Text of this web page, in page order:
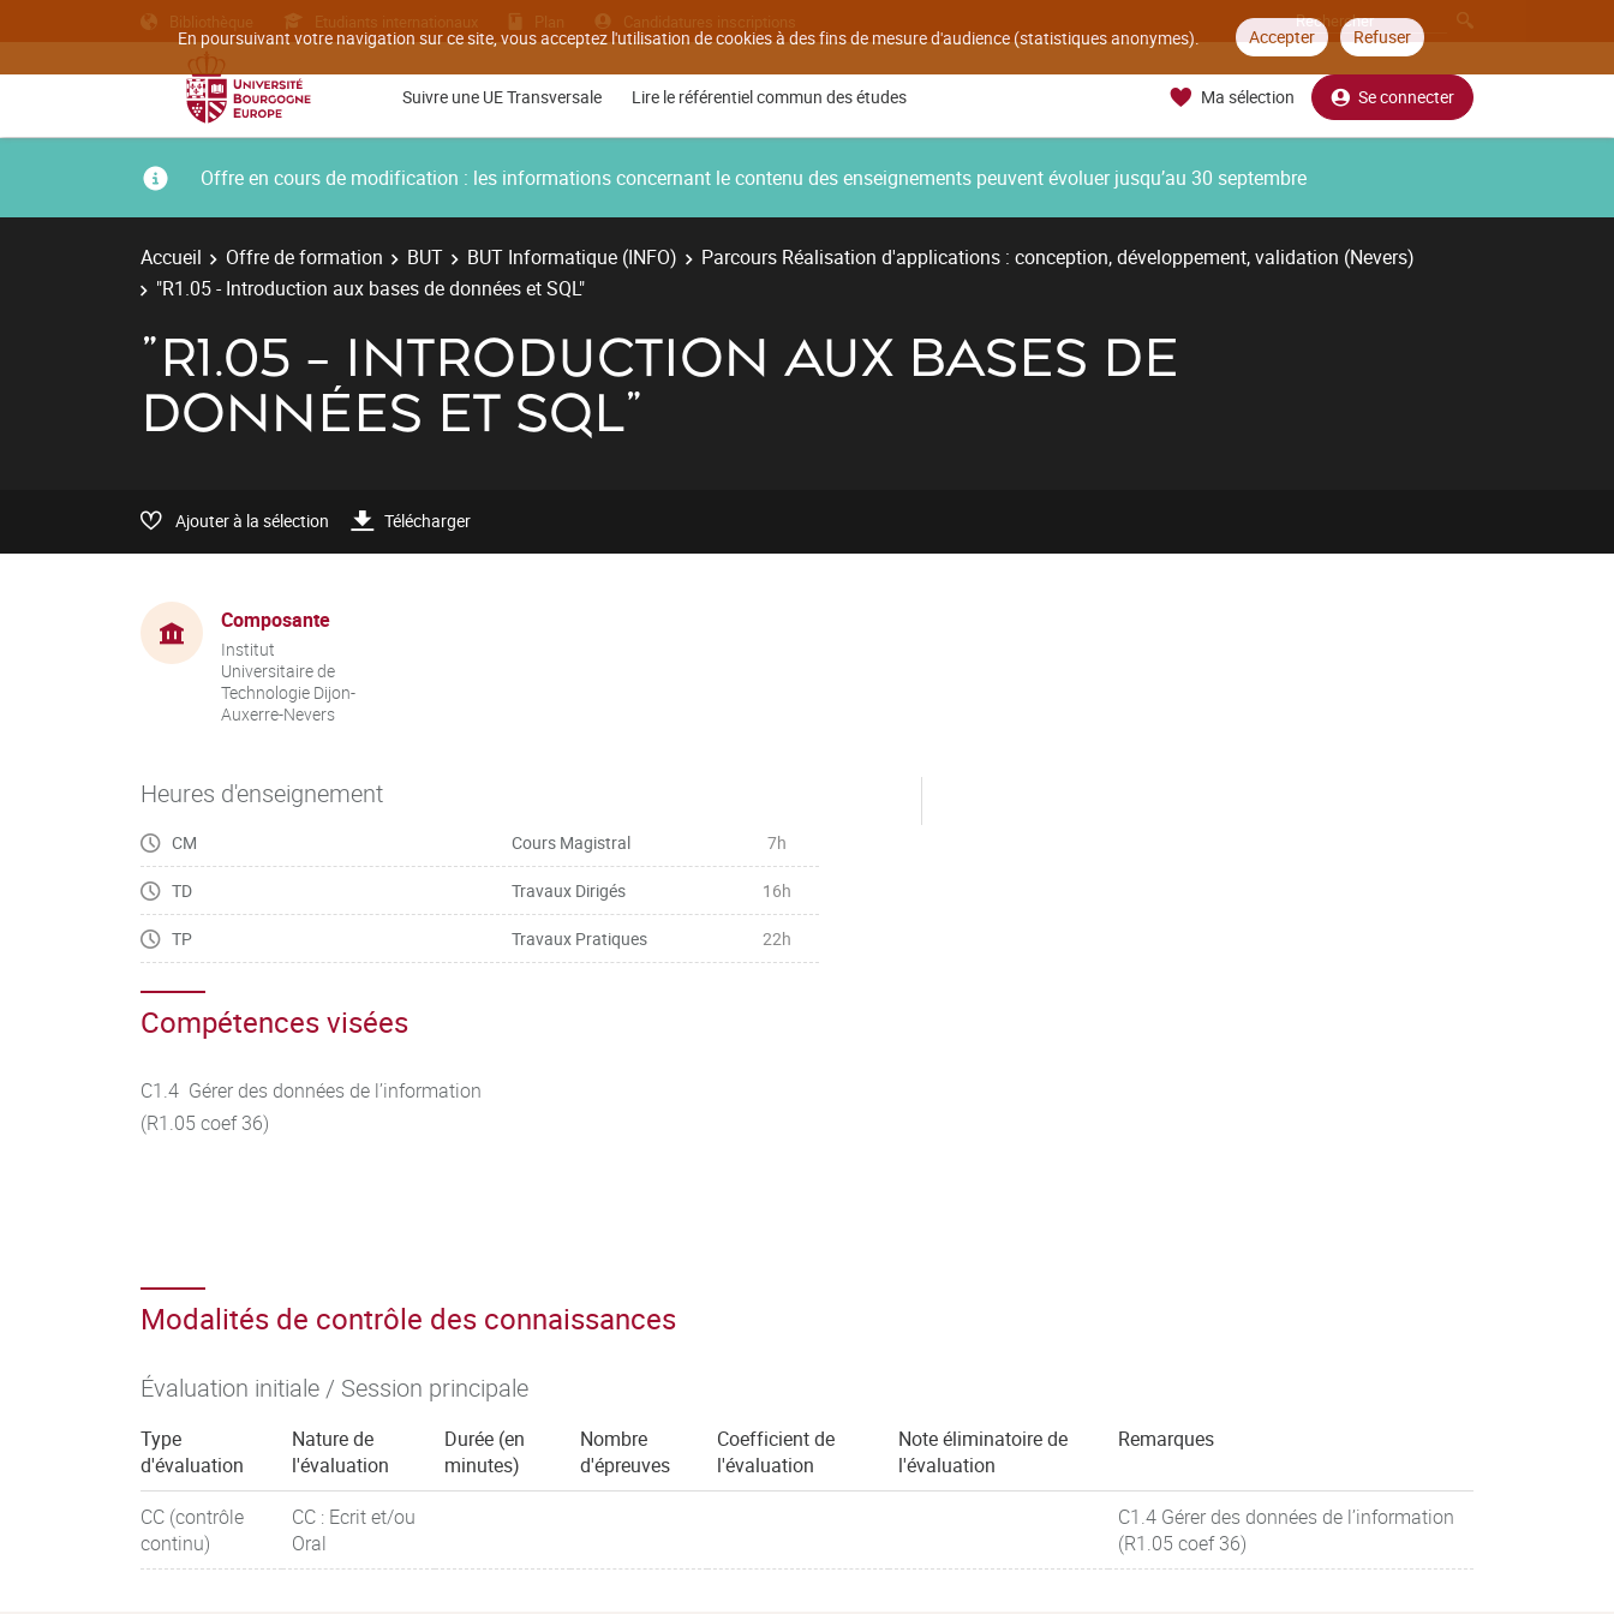
En poursuivant votre navigation sur ce site, vous acceptez l'utilisation de cookies à des fins de mesure d'audience (statistiques anonymes). Accepter Refuser
Bibliothèque Etudiants internationaux Plan Candidatures inscriptions
Suivre une UE Transversale Lire le référentiel commun des études Ma sélection Se connecter
Offre en cours de modification : les informations concernant le contenu des enseignements peuvent évoluer jusqu’au 30 septembre
Accueil Offre de formation BUT BUT Informatique (INFO)
Parcours Réalisation d'applications : conception, développement, validation (Nevers)
"R1.05 - Introduction aux bases de données et SQL"
"R1.05 - INTRODUCTION AUX BASES DE
DONNÉES ET SQL"
Ajouter à la sélection Télécharger
Composante
Institut
Universitaire de
Technologie Dijon-
Auxerre-Nevers
Heures d'enseignement
CM Cours Magistral 7h
TD Travaux Dirigés 16h
TP Travaux Pratiques 22h
Compétences visées
C1.4 Gérer des données de l’information
(R1.05 coef 36)
Modalités de contrôle des connaissances
Évaluation initiale / Session principale
Type
d'évaluation
Nature de
l'évaluation
Durée (en
minutes)
Nombre
d'épreuves
Coefficient de
l'évaluation
Note éliminatoire de
l'évaluation
Remarques
CC (contrôle
continu)
CC : Ecrit et/ou
Oral
C1.4 Gérer des données de l’information
(R1.05 coef 36)